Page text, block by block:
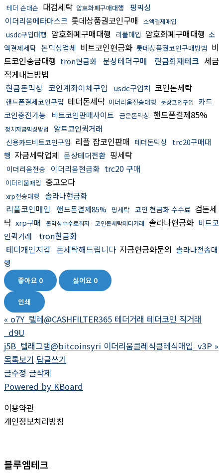
테더 손대손 대검세탁 암호화폐구매대행
핑믹싱
이더리움메타마스크 롯데상품권코인구매 소액결제매입
usdc구입대행 암호화폐구매대행 리플매입 암호화폐구매대행 소
액결제세탁 돈믹싱업체 비트코인현금화 롯데상품권코인구매방법 비
트코인송금대행 tron현금화 문상테더구매 현금화재테크 세금
적게내는방법
현금돈믹싱 코인계좌이체구입 usdc구입처 코인돈세탁
핸드폰결제코인구입 테더돈세탁 이더리움전송대행 문상코인구입
카드
코인충전가능
비트코인판매사이트 금은돈믹싱 핸드폰결제85%
정치자금믹싱방법 알트코인퀵거래
신용카드비트코인구입 리플 잡코인판매 테더돈믹싱
trc20구매대
행 자금세탁업체 문상테더전환 핑세탁
이더리움전송 이더리움현금화 trc20 구매
이더리움매입 중고오다
xrp전송대행 솔라나현금화
리플코인매입 핸드폰결제85% 핑세탁 코인 현금화 수수료 검돈세
탁 xrp구매 돈믹싱수수료최저 코인돈세탁테더거래 솔라나현금화 비트코
인퀵거래
tron현금화
테더개인지갑 돈세탁해드립니다 자금현금화문의 솔라나전송대
행
좋아요 0 싫어요 0
인쇄
« o7Y_텔레@CASHFILTER365 테더거래 테더코인 직거래
_d9U
j5B_텔래그램@bitcoinsyri 이더리움클레식클레식매입_v3P »
목록보기 답글쓰기
글수정 글삭제
Powered by KBoard
이용약관
개인정보처리방침
블루엠테크